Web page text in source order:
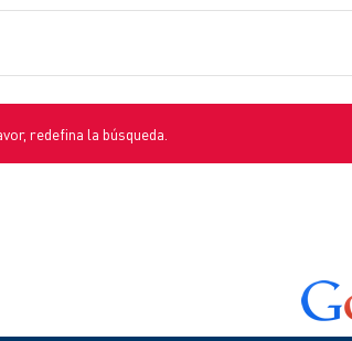
redefina la búsqueda.